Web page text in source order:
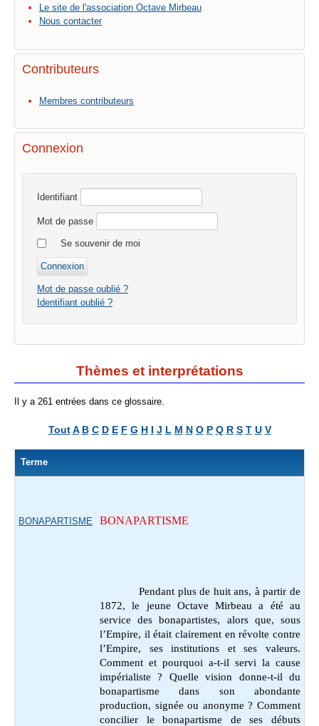
Le site de l'association Octave Mirbeau
Nous contacter
Contributeurs
Membres contributeurs
Connexion
Identifiant
Mot de passe
Se souvenir de moi
Mot de passe oublié ?
Identifiant oublié ?
Thèmes et interprétations
Il y a 261 entrées dans ce glossaire.
Tout A B C D E F G H I J L M N O P Q R S T U V
Terme
BONAPARTISME BONAPARTISME
Pendant plus de huit ans, à partir de
1872, le jeune Octave Mirbeau a été au
service des bonapartistes, alors que, sous
l’Empire, il était clairement en révolte contre
l’Empire, ses institutions et ses valeurs.
Comment et pourquoi a-t-il servi la cause
impérialiste ? Quelle vision donne-t-il du
bonapartisme dans son abondante
production, signée ou anonyme ? Comment
concilier le bonapartisme de ses débuts